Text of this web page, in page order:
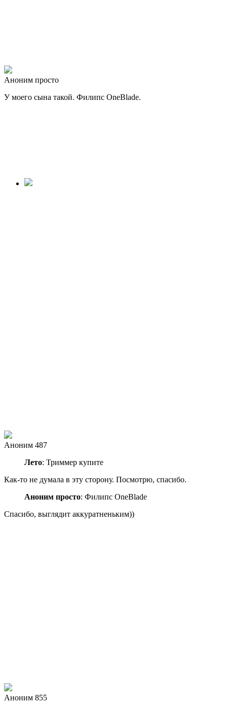
Аноним просто
У моего сына такой. Филипс OneBlade.
Аноним 487
Лето: Триммер купите
Как-то не думала в эту сторону. Посмотрю, спасибо.
Аноним просто: Филипс OneBlade
Спасибо, выглядит аккуратненьким))
Аноним 855